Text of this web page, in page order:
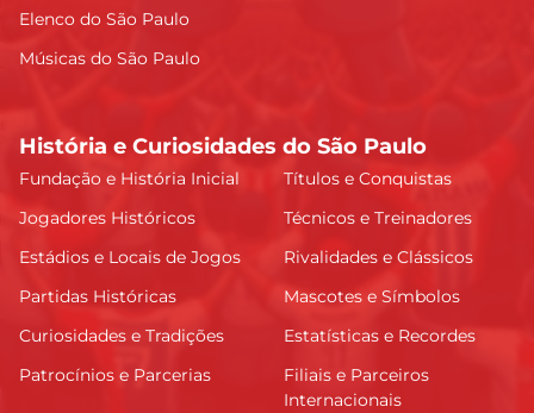
Elenco do São Paulo
Músicas do São Paulo
História e Curiosidades do São Paulo
Fundação e História Inicial
Títulos e Conquistas
Jogadores Históricos
Técnicos e Treinadores
Estádios e Locais de Jogos
Rivalidades e Clássicos
Partidas Históricas
Mascotes e Símbolos
Curiosidades e Tradições
Estatísticas e Recordes
Patrocínios e Parcerias
Filiais e Parceiros
Internacionais